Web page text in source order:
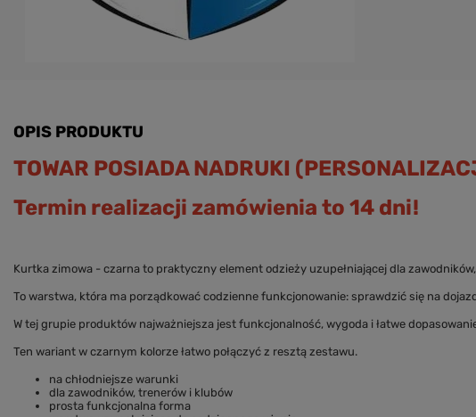
OPIS PRODUKTU
TOWAR POSIADA NADRUKI
Termin realizacji zamówienia to 14 dni!
Kurtka zimowa - czarna to praktyczny element odzieży uzupełniającej dla
To warstwa, która ma porządkować codzienne funkcjonowanie: sprawdzić się na
W tej grupie produktów najważniejsza jest funkcjonalność, wygoda i łatwe
Ten wariant w czarnym kolorze łatwo połączyć z resztą zestawu.
na chłodniejsze warunki
dla zawodników, trenerów i klubów
prosta funkcjonalna forma